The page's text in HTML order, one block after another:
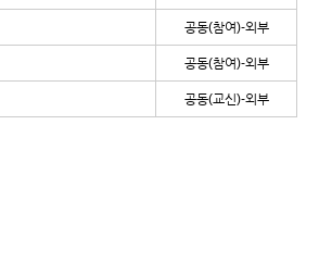
공동(참여)-외부
공동(참여)-외부
공동(교신)-외부